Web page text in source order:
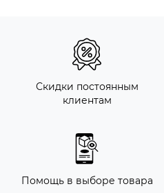
Скидки постоянным
клиентам
Помощь в выборе товара